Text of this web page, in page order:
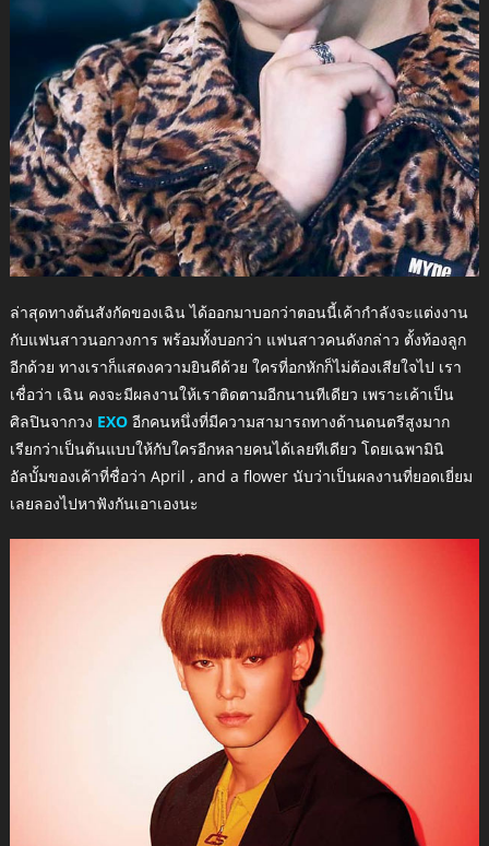
ล่าสุดทางต้นสังกัดของเฉิน ได้ออกมาบอกว่าตอนนี้เค้ากำลังจะแต่งงาน
กับแฟนสาวนอกวงการ พร้อมทั้งบอกว่า แฟนสาวคนดังกล่าว ตั้งท้องลูก
อีกด้วย ทางเราก็แสดงความยินดีด้วย ใครที่อกหักก็ไม่ต้องเสียใจไป เรา
เชื่อว่า เฉิน คงจะมีผลงานให้เราติดตามอีกนานทีเดียว เพราะเค้าเป็น
ศิลปินจากวง EXOอีกคนหนึ่งที่มีความสามารถทางด้านดนตรีสูงมาก
เรียกว่าเป็นต้นแบบให้กับใครอีกหลายคนได้เลยทีเดียว โดยเฉพามินิ
อัลบั้มของเค้าที่ชื่อว่า April , and a flower นับว่าเป็นผลงานที่ยอดเยี่ยม
เลยลองไปหาฟังกันเอาเองนะ